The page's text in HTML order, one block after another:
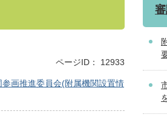
ページID： 12933
参画推進委員会(附属機関設置情